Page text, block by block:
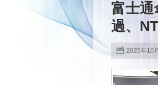
富士
過、
2025年10